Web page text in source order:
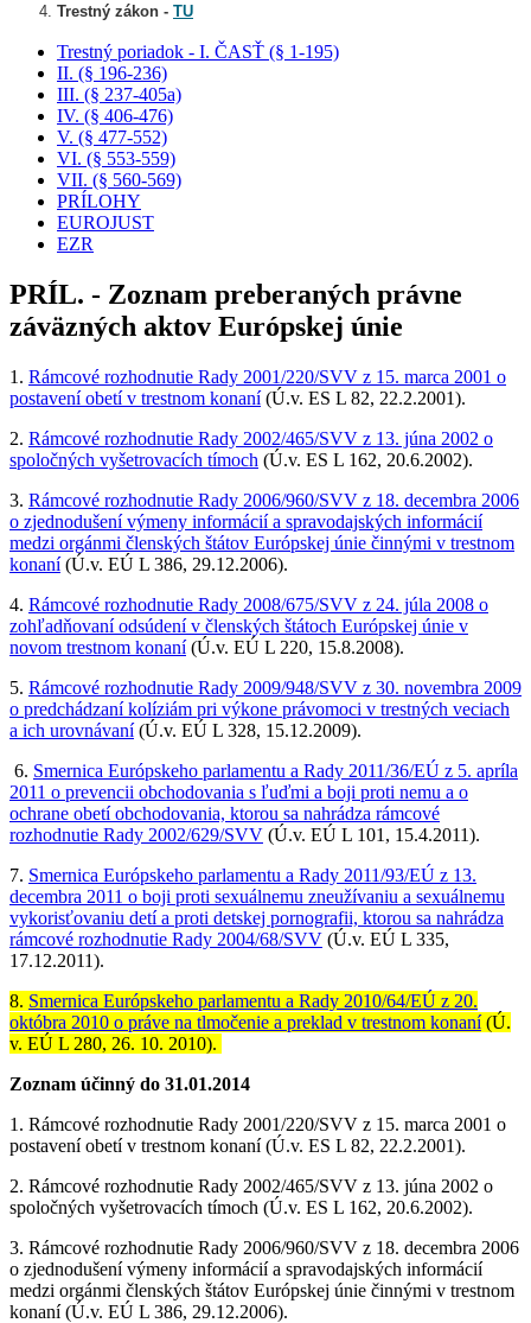
Trestný zákon - TU
Trestný poriadok - I. ČASŤ (§ 1-195)
II. (§ 196-236)
III. (§ 237-405a)
IV. (§ 406-476)
V. (§ 477-552)
VI. (§ 553-559)
VII. (§ 560-569)
PRÍLOHY
EUROJUST
EZR
PRÍL. - Zoznam preberaných právne
záväzných aktov Európskej únie
1. Rámcové rozhodnutie Rady 2001/220/SVV z 15. marca 2001 o
postavení obetí v trestnom konaní(Ú.v. ES L 82, 22.2.2001).
2. Rámcové rozhodnutie Rady 2002/465/SVV z 13. júna 2002 o
spoločných vyšetrovacích tímoch (Ú.v. ES L 162, 20.6.2002).
3. Rámcové rozhodnutie Rady 2006/960/SVV z 18. decembra 2006
o zjednodušení výmeny informácií a spravodajských informácií
medzi orgánmi členských štátov Európskej únie činnými v trestnom
konaní(Ú.v. EÚ L 386, 29.12.2006).
4. Rámcové rozhodnutie Rady 2008/675/SVV z 24. júla 2008 o
zohľadňovaní odsúdení v členských štátoch Európskej únie v
novom trestnom konaní(Ú.v. EÚ L 220, 15.8.2008).
5. Rámcové rozhodnutie Rady 2009/948/SVV z 30. novembra 2009
o predchádzaní kolíziám pri výkone právomoci v trestných veciach
a ich urovnávaní(Ú.v. EÚ L 328, 15.12.2009).
6. Smernica Európskeho parlamentu a Rady 2011/36/EÚ z 5. apríla
2011 o prevencii obchodovania s ľuďmi a boji proti nemu a o
ochrane obetí obchodovania, ktorou sa nahrádza rámcové
rozhodnutie Rady 2002/629/SVV (Ú.v. EÚ L 101, 15.4.2011).
7. Smernica Európskeho parlamentu a Rady 2011/93/EÚ z 13.
decembra 2011 o boji proti sexuálnemu zneužívaniu a sexuálnemu
vykorisťovaniu detí a proti detskej pornografii, ktorou sa nahrádza
rámcové rozhodnutie Rady 2004/68/SVV (Ú.v. EÚ L 335,
17.12.2011).
8. Smernica Európskeho parlamentu a Rady 2010/64/EÚ z 20.
októbra 2010 o práve na tlmočenie a preklad v trestnom konaní(Ú.
v. EÚ L 280, 26. 10. 2010).
Zoznam účinný do 31.01.2014
1. Rámcové rozhodnutie Rady 2001/220/SVV z 15. marca 2001 o
postavení obetí v trestnom konaní (Ú.v. ES L 82, 22.2.2001).
2. Rámcové rozhodnutie Rady 2002/465/SVV z 13. júna 2002 o
spoločných vyšetrovacích tímoch (Ú.v. ES L 162, 20.6.2002).
3. Rámcové rozhodnutie Rady 2006/960/SVV z 18. decembra 2006
o zjednodušení výmeny informácií a spravodajských informácií
medzi orgánmi členských štátov Európskej únie činnými v trestnom
konaní (Ú.v. EÚ L 386, 29.12.2006).